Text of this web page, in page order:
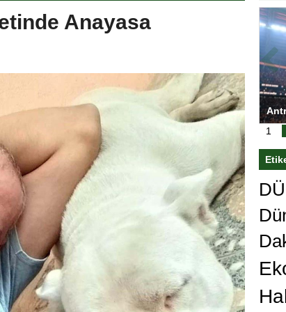
Anayasa
Antrenörlüğe ”Hayır” diyen Mertens,
Galatasaray’dan bakın ne istedi
1